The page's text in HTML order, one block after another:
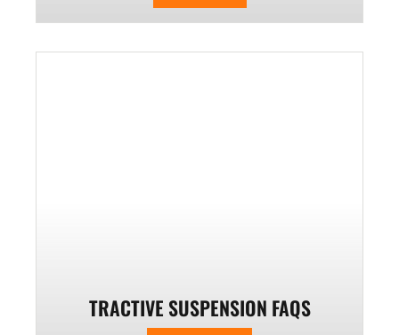
TRACTIVE SUSPENSION FAQS